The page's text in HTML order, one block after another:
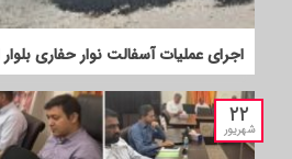
اجرای عملیات آسفالت نوار حفاری
۲۲
شهریور